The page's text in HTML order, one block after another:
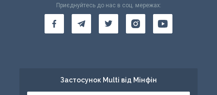
Приєднуйтесь до нас в соц. мережах:
Застосунок Multi від Мінфін